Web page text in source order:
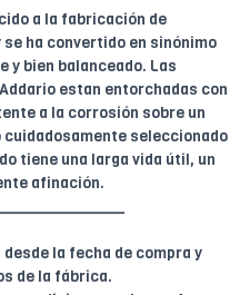
a la fabricación de
se ha convertido en sinónimo
y bien balanceado. Las
estan entorchadas con
a la corrosión sobre un
seleccionado
tiene una larga vida útil, un
afinación.
la fecha de compra y
de la fábrica.